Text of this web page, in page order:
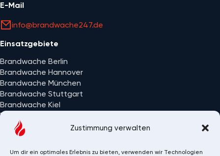
Zustimmung verwalten
Um dir ein optimales Erlebnis zu bieten, verwenden wir Technologien
E-Mail
info@brandwache247.de
Einsatzgebiete
Brandwache Berlin
Brandwache Hannover
Brandwache München
Brandwache Stuttgart
Brandwache Kiel
Brandwache Wiesbaden
Alle Einsatzorte